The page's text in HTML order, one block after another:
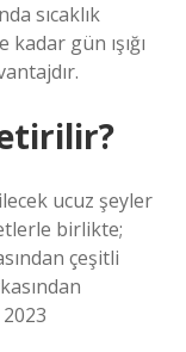
sıcaklık
gün ışığı
ucuz şeyler
birlikte;
çeşitli